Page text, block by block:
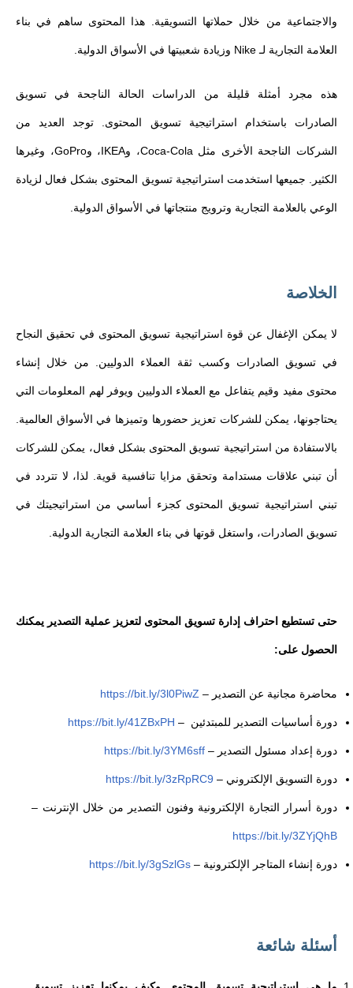
والاجتماعية من خلال حملاتها التسويقية. هذا المحتوى ساهم في بناء
العلامة التجارية لـ Nike وزيادة شعبيتها في الأسواق الدولية.
هذه مجرد أمثلة قليلة من الدراسات الحالة الناجحة في تسويق
الصادرات باستخدام استراتيجية تسويق المحتوى. توجد العديد من
الشركات الناجحة الأخرى مثل Coca-Cola، وIKEA، وGoPro، وغيرها
الكثير. جميعها استخدمت استراتيجية تسويق المحتوى بشكل فعال لزيادة
الوعي بالعلامة التجارية وترويج منتجاتها في الأسواق الدولية.
الخلاصة
لا يمكن الإغفال عن قوة استراتيجية تسويق المحتوى في تحقيق النجاح
في تسويق الصادرات وكسب ثقة العملاء الدوليين. من خلال إنشاء
محتوى مفيد وقيم يتفاعل مع العملاء الدوليين ويوفر لهم المعلومات التي
يحتاجونها، يمكن للشركات تعزيز حضورها وتميزها في الأسواق العالمية.
بالاستفادة من استراتيجية تسويق المحتوى بشكل فعال، يمكن للشركات
أن تبني علاقات مستدامة وتحقق مزايا تنافسية قوية. لذا، لا تتردد في
تبني استراتيجية تسويق المحتوى كجزء أساسي من استراتيجيتك في
تسويق الصادرات، واستغل قوتها في بناء العلامة التجارية الدولية.
حتى تستطيع احتراف إدارة تسويق المحتوى لتعزيز عملية التصدير يمكنك
الحصول على:
محاضرة مجانية عن التصدير –
دورة أساسيات التصدير للمبتدئين –
دورة إعداد مسئول التصدير –
دورة التسويق الإلكتروني –
دورة أسرار التجارة الإلكترونية وفنون التصدير من خلال الإنترنت –
https://bit.ly/3ZYjQhB
دورة إنشاء المتاجر الإلكترونية –
أسئلة شائعة